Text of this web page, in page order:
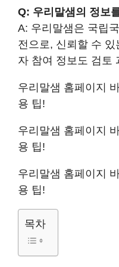
Q: 우리말샘의 정보
A: 우리말샘은 국립
전으로, 신뢰할 수
자 참여 정보도 검토
우리말샘 홈페이지
용 팁!
우리말샘 홈페이지
용 팁!
우리말샘 홈페이지
용 팁!
목차